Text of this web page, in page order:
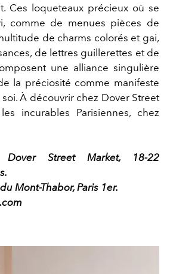
Ces loqueteaux précieux où se
comme de menues pièces de
de charms colorés et gai,
de lettres guillerettes et de
une alliance singulière
la préciosité comme manifeste
À découvrir chez Dover Street
incurables Parisiennes, chez
Dover Street Market, 18-22
Mont-Thabor, Paris 1er.